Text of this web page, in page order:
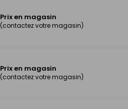
Prix en magasin
(contactez votre magasin)
Prix en magasin
(contactez votre magasin)